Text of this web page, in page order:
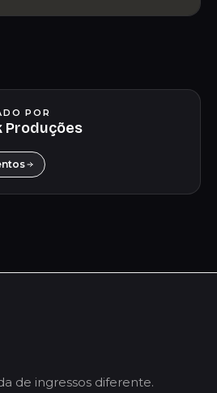
POR
Produções
de ingressos diferente.